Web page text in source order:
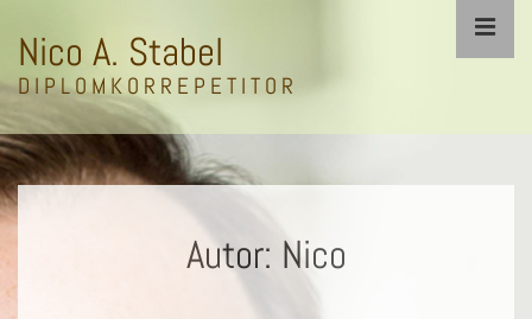
Zum
Inhalt
Nico A. Stabel
D I P L O M K O R R E P E T I T O R
Main
NavigationAutor: Nico